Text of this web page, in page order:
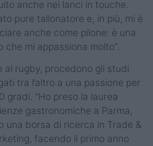
anche nei lanci in touche.
pure tallonatore e, in più, mi è
anche come pilone: è una
che mi appassiona molto”.
al rugby, procedono gli studi
tra l’altro a una passione per
gradi. “Ho preso la laurea
gastronomiche a Parma,
una borsa di ricerca in Trade &
facendo il primo anno